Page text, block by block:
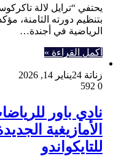
بتنظيم دورته الثامنة،
الرياضية في أجندة…
أكمل القراءة »
زناتة 24
يناير 14, 2026
0
نادي باور
الأمازيغية
للتايكواندو